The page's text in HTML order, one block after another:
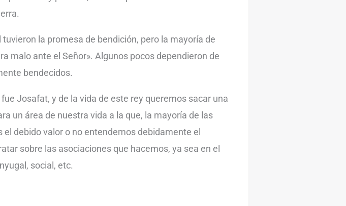
tuvieron la promesa de bendición, pero la mayoría de
malo ante el Señor». Algunos pocos dependieron de
bendecidos.
Josafat, y de la vida de este rey queremos sacar una
un área de nuestra vida a la que, la mayoría de las
el debido valor o no entendemos debidamente el
sobre las asociaciones que hacemos, ya sea en el
social, etc.